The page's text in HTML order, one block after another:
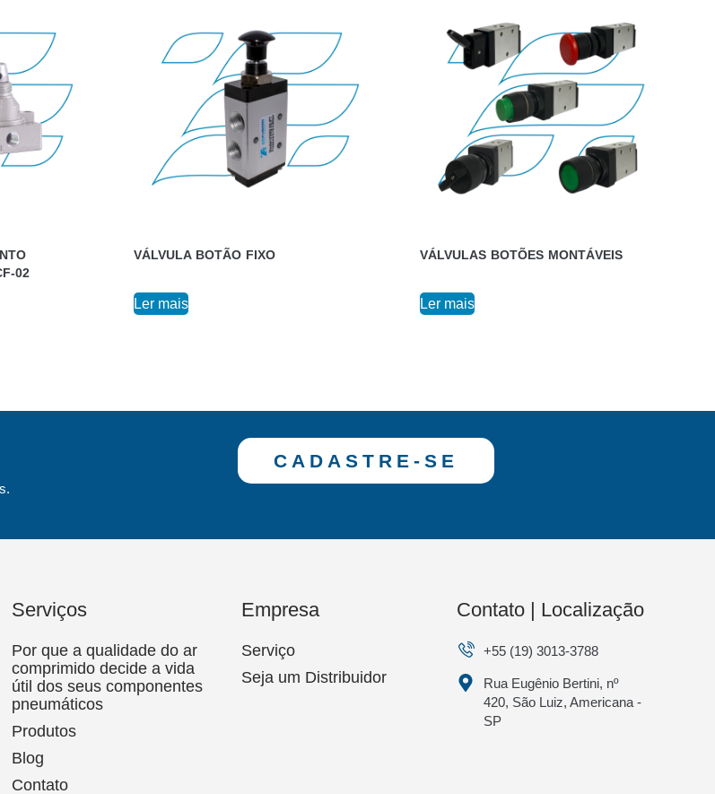
02
VÁLVULA BOTÃO FIXO
Ler mais
VÁLVULAS BOTÕES MONTÁVEIS
Ler mais
CADASTRE-SE
Serviços
Por que a qualidade do ar
comprimido decide a vida
útil dos seus componentes
pneumáticos
Produtos
Blog
Contato
Empresa
Serviço
Seja um Distribuidor
Contato | Localização
+55 (19) 3013-3788
Rua Eugênio Bertini, nº
420, São Luiz, Americana -
SP